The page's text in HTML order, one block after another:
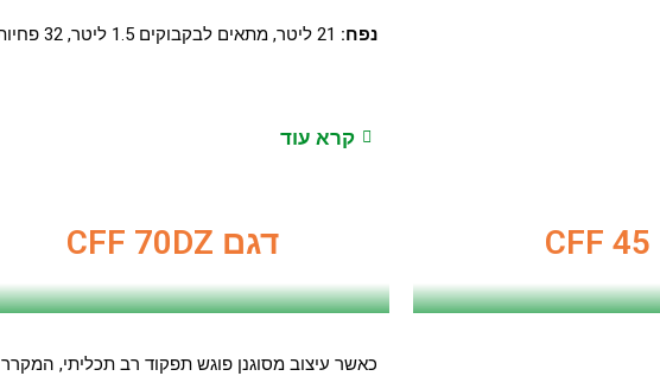
נפח:
קרא עוד
דגם CFF 70DZ
כאשר עיצוב מסוגנן פוגש תפקוד רב תכליתי, המקרר